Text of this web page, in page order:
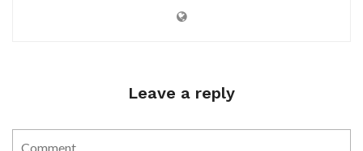
Leave a reply